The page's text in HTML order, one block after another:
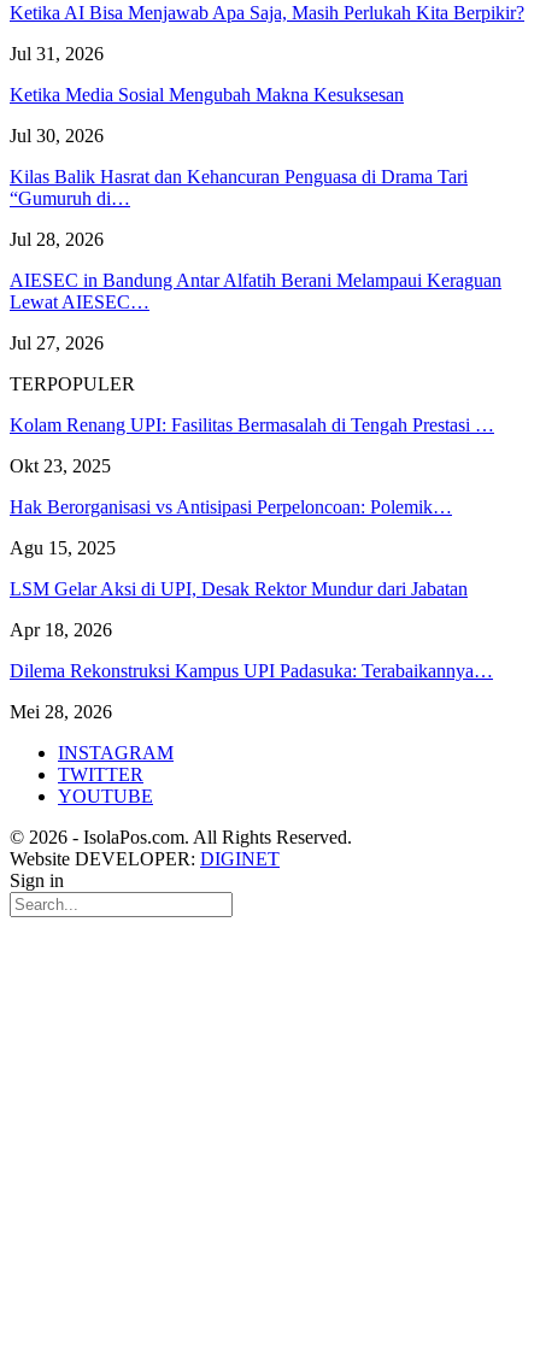
Ketika AI Bisa Menjawab Apa Saja, Masih Perlukah Kita Berpikir?
Jul 31, 2026
Ketika Media Sosial Mengubah Makna Kesuksesan
Jul 30, 2026
Kilas Balik Hasrat dan Kehancuran Penguasa di Drama Tari
“Gumuruh di…
Jul 28, 2026
AIESEC in Bandung Antar Alfatih Berani Melampaui Keraguan
Lewat AIESEC…
Jul 27, 2026
TERPOPULER
Kolam Renang UPI: Fasilitas Bermasalah di Tengah Prestasi …
Okt 23, 2025
Hak Berorganisasi vs Antisipasi Perpeloncoan: Polemik…
Agu 15, 2025
LSM Gelar Aksi di UPI, Desak Rektor Mundur dari Jabatan
Apr 18, 2026
Dilema Rekonstruksi Kampus UPI Padasuka: Terabaikannya…
Mei 28, 2026
INSTAGRAM
TWITTER
YOUTUBE
© 2026 - IsolaPos.com. All Rights Reserved.
Website DEVELOPER: DIGINET
Sign in